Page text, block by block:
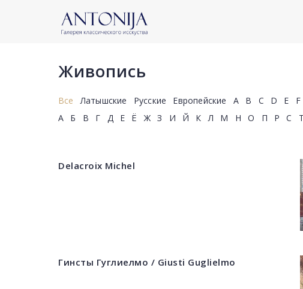
Живопись
Все Латышские Русские Европейские A B C D E F
А
Б В Г Д Е Ё Ж З И Й К Л М Н О П Р С Т
Delacroix Michel
Гинсты Гуглиелмо / Giusti Guglielmo